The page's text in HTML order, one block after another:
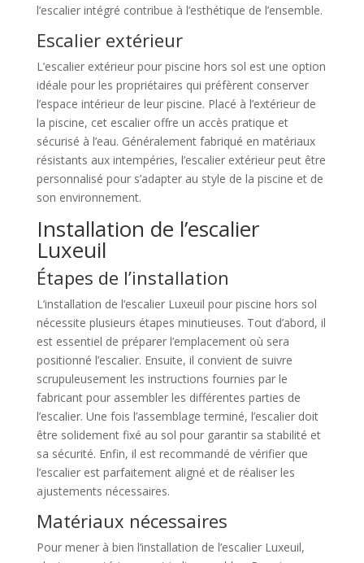
l’escalier intégré contribue à l’esthétique de l’ensemble.
Escalier extérieur
L’escalier extérieur pour piscine hors sol est une option
idéale pour les propriétaires qui préfèrent conserver
l’espace intérieur de leur piscine. Placé à l’extérieur de
la piscine, cet escalier offre un accès pratique et
sécurisé à l’eau. Généralement fabriqué en matériaux
résistants aux intempéries, l’escalier extérieur peut être
personnalisé pour s’adapter au style de la piscine et de
son environnement.
Installation de l’escalier
Luxeuil
Étapes de l’installation
L’installation de l’escalier Luxeuil pour piscine hors sol
nécessite plusieurs étapes minutieuses. Tout d’abord, il
est essentiel de préparer l’emplacement où sera
positionné l’escalier. Ensuite, il convient de suivre
scrupuleusement les instructions fournies par le
fabricant pour assembler les différentes parties de
l’escalier. Une fois l’assemblage terminé, l’escalier doit
être solidement fixé au sol pour garantir sa stabilité et
sa sécurité. Enfin, il est recommandé de vérifier que
l’escalier est parfaitement aligné et de réaliser les
ajustements nécessaires.
Matériaux nécessaires
Pour mener à bien l’installation de l’escalier Luxeuil,